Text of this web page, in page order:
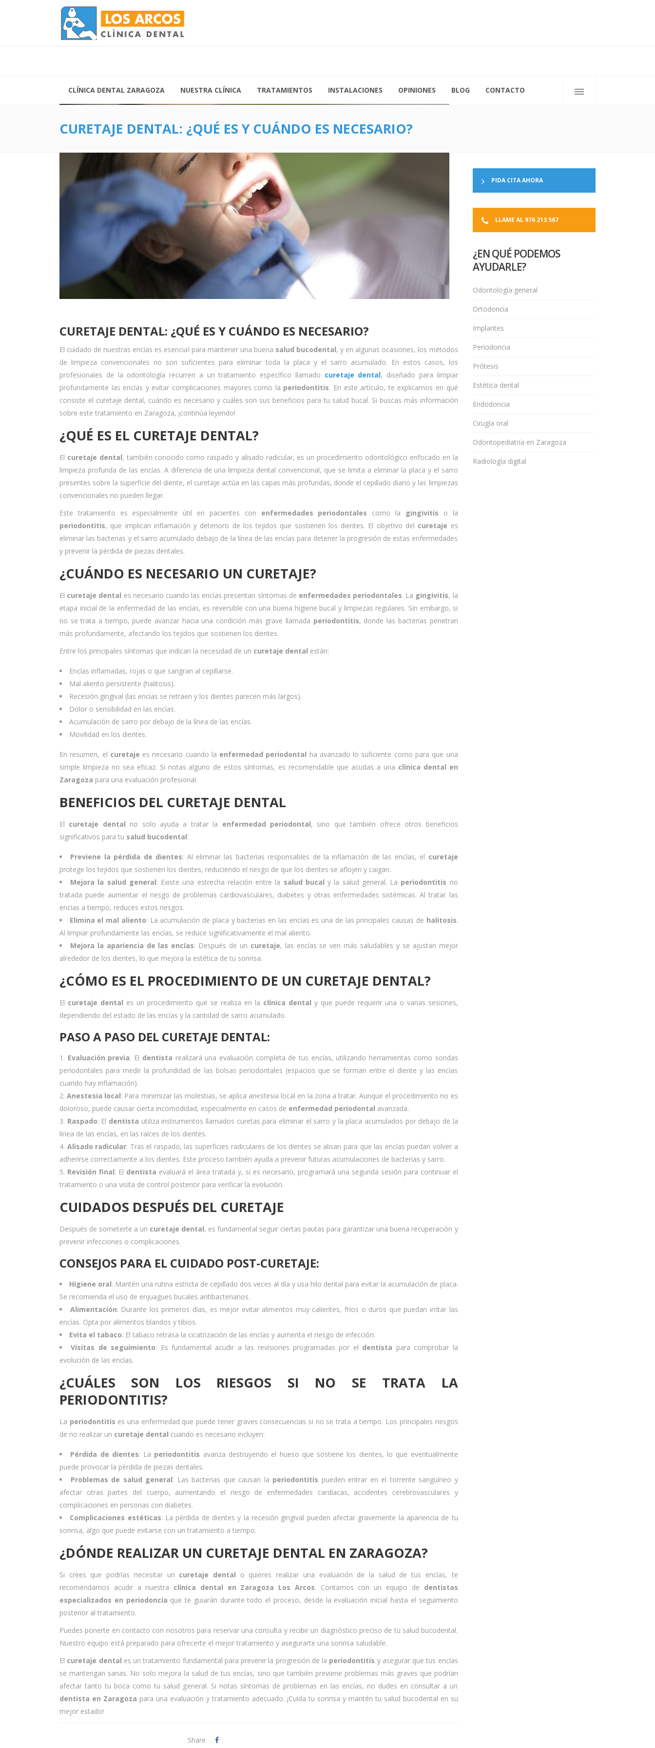
CLÍNICA DENTAL ZARAGOZA
NUESTRA CLÍNICA TRATAMIENTOS INSTALACIONES OPINIONES BLOG CONTACTO
CURETAJE DENTAL: ¿QUÉ ES Y CUÁNDO ES NECESARIO?
CURETAJE DENTAL: ¿QUÉ ES Y CUÁNDO ES NECESARIO?
El cuidado de nuestras encías es esencial para mantener una buena salud bucodental, y en algunas ocasiones, los métodos
de limpieza convencionales no son suficientes para eliminar toda la placa y el sarro acumulado. En estos casos, los
profesionales de la odontología recurren a un tratamiento específico llamado curetaje dental, diseñado para limpiar
profundamente las encías y evitar complicaciones mayores como la periodontitis. En este artículo, te explicamos en qué
consiste el curetaje dental, cuándo es necesario y cuáles son sus beneficios para tu salud bucal. Si buscas más información
sobre este tratamiento en Zaragoza, ¡continúa leyendo!
¿QUÉ ES EL CURETAJE DENTAL?
El curetaje dental, también conocido como raspado y alisado radicular, es un procedimiento odontológico enfocado en la
limpieza profunda de las encías. A diferencia de una limpieza dental convencional, que se limita a eliminar la placa y el sarro
presentes sobre la superficie del diente, el curetaje actúa en las capas más profundas, donde el cepillado diario y las limpiezas
convencionales no pueden llegar.
Este tratamiento es especialmente útil en pacientes con enfermedades periodontales como la gingivitis o la
periodontitis, que implican inflamación y deterioro de los tejidos que sostienen los dientes. El objetivo del curetaje es
eliminar las bacterias y el sarro acumulado debajo de la línea de las encías para detener la progresión de estas enfermedades
y prevenir la pérdida de piezas dentales.
¿CUÁNDO ES NECESARIO UN CURETAJE?
El curetaje dental es necesario cuando las encías presentan síntomas de enfermedades periodontales. La gingivitis, la
etapa inicial de la enfermedad de las encías, es reversible con una buena higiene bucal y limpiezas regulares. Sin embargo, si
no se trata a tiempo, puede avanzar hacia una condición más grave llamada periodontitis, donde las bacterias penetran
más profundamente, afectando los tejidos que sostienen los dientes.
Entre los principales síntomas que indican la necesidad de un curetaje dental están:
Encías inflamadas, rojas o que sangran al cepillarse.
Mal aliento persistente (halitosis).
Recesión gingival (las encías se retraen y los dientes parecen más largos).
Dolor o sensibilidad en las encías.
Acumulación de sarro por debajo de la línea de las encías.
Movilidad en los dientes.
En resumen, el curetaje es necesario cuando la enfermedad periodontal ha avanzado lo suficiente como para que una
simple limpieza no sea eficaz. Si notas alguno de estos síntomas, es recomendable que acudas a una clínica dental en
Zaragoza para una evaluación profesional.
BENEFICIOS DEL CURETAJE DENTAL
El curetaje dental no solo ayuda a tratar la enfermedad periodontal, sino que también ofrece otros beneficios
significativos para tu salud bucodental:
Previene la pérdida de dientes: Al eliminar las bacterias responsables de la inflamación de las encías, el curetaje
protege los tejidos que sostienen los dientes, reduciendo el riesgo de que los dientes se aflojen y caigan.
Mejora la salud general: Existe una estrecha relación entre la salud bucal y la salud general. La periodontitis no
tratada puede aumentar el riesgo de problemas cardiovasculares, diabetes y otras enfermedades sistémicas. Al tratar las
encías a tiempo, reduces estos riesgos.
Elimina el mal aliento: La acumulación de placa y bacterias en las encías es una de las principales causas de halitosis.
Al limpiar profundamente las encías, se reduce significativamente el mal aliento.
Mejora la apariencia de las encías: Después de un curetaje, las encías se ven más saludables y se ajustan mejor
alrededor de los dientes, lo que mejora la estética de tu sonrisa.
¿CÓMO ES EL PROCEDIMIENTO DE UN CURETAJE DENTAL?
El curetaje dental es un procedimiento que se realiza en la clínica dental y que puede requerir una o varias sesiones,
dependiendo del estado de las encías y la cantidad de sarro acumulado.
PASO A PASO DEL CURETAJE DENTAL:
Evaluación previa: El dentista realizará una evaluación completa de tus encías, utilizando herramientas como sondas
periodontales para medir la profundidad de las bolsas periodontales (espacios que se forman entre el diente y las encías
cuando hay inflamación).
Anestesia local: Para minimizar las molestias, se aplica anestesia local en la zona a tratar. Aunque el procedimiento no es
doloroso, puede causar cierta incomodidad, especialmente en casos de enfermedad periodontal avanzada.
Raspado: El dentista utiliza instrumentos llamados curetas para eliminar el sarro y la placa acumulados por debajo de la
línea de las encías, en las raíces de los dientes.
Alisado radicular: Tras el raspado, las superficies radiculares de los dientes se alisan para que las encías puedan volver a
adherirse correctamente a los dientes. Este proceso también ayuda a prevenir futuras acumulaciones de bacterias y sarro.
Revisión final: El dentista evaluará el área tratada y, si es necesario, programará una segunda sesión para continuar el
tratamiento o una visita de control posterior para verificar la evolución.
CUIDADOS DESPUÉS DEL CURETAJE
Después de someterte a un curetaje dental, es fundamental seguir ciertas pautas para garantizar una buena recuperación y
prevenir infecciones o complicaciones.
CONSEJOS PARA EL CUIDADO POST-CURETAJE:
Higiene oral: Mantén una rutina estricta de cepillado dos veces al día y usa hilo dental para evitar la acumulación de placa.
Se recomienda el uso de enjuagues bucales antibacterianos.
Alimentación: Durante los primeros días, es mejor evitar alimentos muy calientes, fríos o duros que puedan irritar las
encías. Opta por alimentos blandos y tibios.
Evita el tabaco: El tabaco retrasa la cicatrización de las encías y aumenta el riesgo de infección.
Visitas de seguimiento: Es fundamental acudir a las revisiones programadas por el dentista para comprobar la
evolución de las encías.
¿CUÁLES SON LOS RIESGOS SI NO SE TRATA LA
PERIODONTITIS?
La periodontitis es una enfermedad que puede tener graves consecuencias si no se trata a tiempo. Los principales riesgos
de no realizar un curetaje dental cuando es necesario incluyen:
Pérdida de dientes: La periodontitis avanza destruyendo el hueso que sostiene los dientes, lo que eventualmente
puede provocar la pérdida de piezas dentales.
Problemas de salud general: Las bacterias que causan la periodontitis pueden entrar en el torrente sanguíneo y
afectar otras partes del cuerpo, aumentando el riesgo de enfermedades cardíacas, accidentes cerebrovasculares y
complicaciones en personas con diabetes.
Complicaciones estéticas: La pérdida de dientes y la recesión gingival pueden afectar gravemente la apariencia de tu
sonrisa, algo que puede evitarse con un tratamiento a tiempo.
¿DÓNDE REALIZAR UN CURETAJE DENTAL EN ZARAGOZA?
Si crees que podrías necesitar un curetaje dental o quieres realizar una evaluación de la salud de tus encías, te
recomendamos acudir a nuestra clínica dental en Zaragoza Los Arcos. Contamos con un equipo de dentistas
especializados en periodoncia que te guiarán durante todo el proceso, desde la evaluación inicial hasta el seguimiento
posterior al tratamiento.
Puedes ponerte en contacto con nosotros para reservar una consulta y recibir un diagnóstico preciso de tu salud bucodental.
Nuestro equipo está preparado para ofrecerte el mejor tratamiento y asegurarte una sonrisa saludable.
El curetaje dental es un tratamiento fundamental para prevenir la progresión de la periodontitis y asegurar que tus encías
se mantengan sanas. No solo mejora la salud de tus encías, sino que también previene problemas más graves que podrían
afectar tanto tu boca como tu salud general. Si notas síntomas de problemas en las encías, no dudes en consultar a un
dentista en Zaragoza para una evaluación y tratamiento adecuado. ¡Cuida tu sonrisa y mantén tu salud bucodental en su
mejor estado!
Share
PIDA CITA AHORA
LLAME AL 976 213 567
¿EN QUÉ PODEMOS
AYUDARLE?
Odontología general
Ortodoncia
Implantes
Periodoncia
Prótesis
Estética dental
Endodoncia
Cirugía oral
Odontopediatría en Zaragoza
Radiología digital